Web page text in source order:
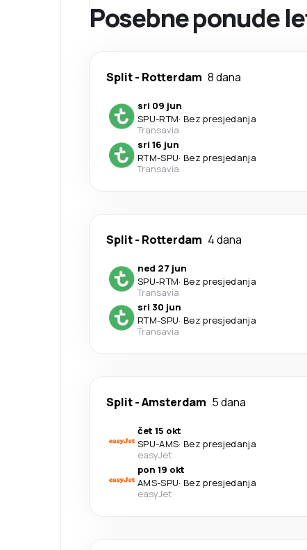
Posebne ponude
Split- Rotterdam 8 dana
sri 09 jun
SPU-RTM· Bez presjedanja
Transavia
sri 16 jun
RTM-SPU· Bez presjedanja
Transavia
Split- Rotterdam 4 dana
ned 27 jun
SPU-RTM· Bez presjedanja
Transavia
sri 30 jun
RTM-SPU· Bez presjedanja
Transavia
Split-Amsterdam 5 dana
čet 15 okt
SPU-AMS· Bez presjedanja
easyJet
pon 19 okt
AMS-SPU· Bez presjedanja
easyJet